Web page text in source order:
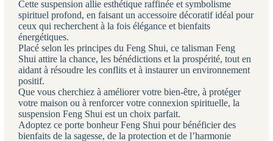
Cette suspension allie esthétique raffinée et symbolisme
spirituel profond, en faisant un accessoire décoratif idéal pour
ceux qui recherchent à la fois élégance et bienfaits
énergétiques.
Placé selon les principes du Feng Shui, ce talisman Feng
Shui attire la chance, les bénédictions et la prospérité, tout en
aidant à résoudre les conflits et à instaurer un environnement
positif.
Que vous cherchiez à améliorer votre bien-être, à protéger
votre maison ou à renforcer votre connexion spirituelle, la
suspension Feng Shui est un choix parfait.
Adoptez ce porte bonheur Feng Shui pour bénéficier des
bienfaits de la sagesse, de la protection et de l’harmonie